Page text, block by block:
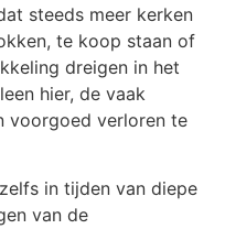
steeds meer kerken
te koop staan of
dreigen in het
hier, de vaak
voorgoed verloren te
in tijden van diepe
van de